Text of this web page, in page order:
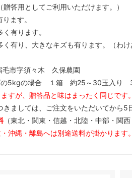
答用としてご利用いただけます。）
ます。
有ります。
有り、大きなキズも有ります。（わけ
毛市字須々木 久保農園
の5kgの場合 １箱 約25～30玉入り
すが、贈答品と味はまったく同じで
しては、ご注文をいただいてから5日
（東北・関東・信越・北陸・中部・関西
沖縄・離島へは別途送料が掛かります。